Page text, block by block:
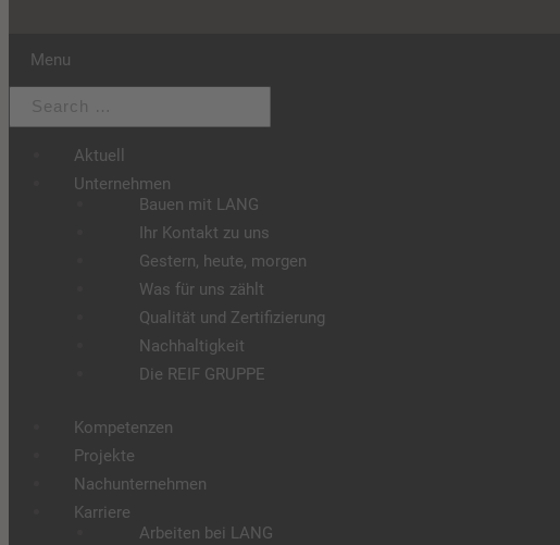
Menu
Aktuell
Unternehmen
Bauen mit LANG
Ihr Kontakt zu uns
Gestern, heute, morgen
Was für uns zählt
Qualität und Zertifizierung
Nachhaltigkeit
Die REIF GRUPPE
Kompetenzen
Projekte
Nachunternehmen
Karriere
Arbeiten bei LANG